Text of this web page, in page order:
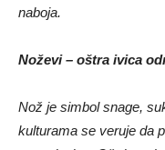
naboja.
Noževi – oštra ivica
Nož je simbol snage,
kulturama se veruje da